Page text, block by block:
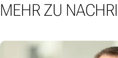
MEHR ZU